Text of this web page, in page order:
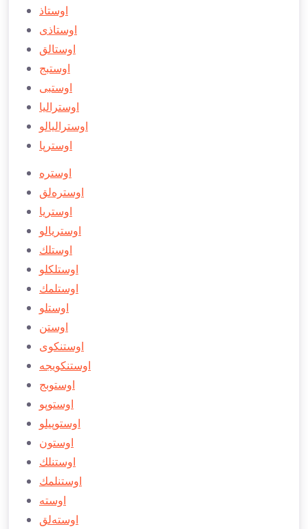
اوستاذ
اوستاذی
اوستالق
اوستبج
اوستبی
اوستراليا
اوستراليالو
اوسترپا
اوستره
اوستره‌لق
اوستريا
اوستريالو
اوستلك
اوستلكلو
اوستلمك
اوستلو
اوستن
اوستنكوی
اوستنكويجه
اوستوبج
اوستوپو
اوستوپيلو
اوستون
اوستنلك
اوستنلمك
اوسته
اوسته‌لق